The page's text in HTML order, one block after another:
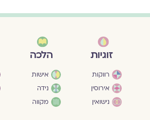
זוגיות
רווקות
אירוסין
נישואין
הלכה
אישות
נידה
מקווה